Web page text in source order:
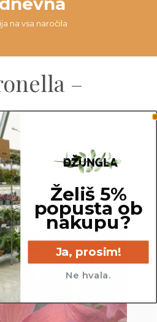
na vsa naročila
–
Želiš 5%
popusta ob
nakupu?
Ja, prosim!
Ne hvala.